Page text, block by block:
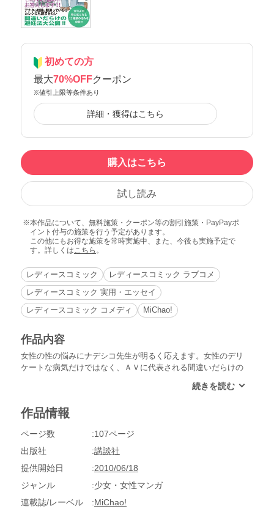
初めての方
最大70%OFFクーポン
※値引上限等条件あり
詳細・獲得はこちら
購入はこちら
試し読み
本作品について、無料施策・クーポン等の割引施策・PayPayポ
イント付与の施策を行う予定があります。
この他にもお得な施策を常時実施中、また、今後も実施予定で
す。詳しくは こちら 。
レディースコミック
レディースコミック ラブコメ
レディースコミック 実用・エッセイ
レディースコミック コメディ
MiChao!
作品内容
女性の性の悩みにナデシコ先生が明るく応えます。女性のデリ
ケートな病気だけではなく、ＡＶに代表される間違いだらけの
きにくい疑問をカウンセリングします。「潮吹きってどうやん
ケないけど、どうすればいいの？」などなど。一人で悩む前
作品情報
ページ数
107ページ
出版社
講談社
提供開始日
2010/06/18
ジャンル
少女・女性マンガ
連載誌/レーベル
MiChao!